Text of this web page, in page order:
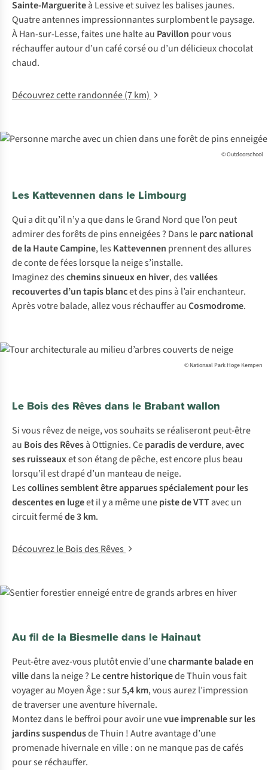
Sainte-Margueriteà Lessive et suivez les balises jaunes.
Quatre antennes impressionnantes surplombent le paysage.
À Han-sur-Lesse, faites une halte au Pavillon pour vous
réchauffer autour d’un café corsé ou d’un délicieux chocolat
chaud.
Découvrez cette randonnée (7 km)
© Outdoorschool
Les Kattevennen dans le Limbourg
Qui a dit qu’il n’y a que dans le Grand Nord que l’on peut
admirer des forêts de pins enneigées ? Dans leparc national
de la Haute Campine, les Kattevennen prennent des allures
de conte de fées lorsque la neige s’installe.
Imaginez deschemins sinueux en hiver, desvallées
recouvertes d’un tapis blancet des pins à l’air enchanteur.
Après votre balade, allez vous réchauffer auCosmodrome.
© Nationaal Park Hoge Kempen
Le Bois des Rêves dans le Brabant wallon
Si vous rêvez de neige, vos souhaits se réaliseront peut-être
au Bois des Rêvesà Ottignies. Ceparadis de verdure,avec
ses ruisseauxet son étang de pêche, est encore plus beau
lorsqu’il est drapé d’un manteau de neige.
Lescollines semblent être apparues spécialement pour les
descentes en lugeet il y a même unepiste de VTTavec un
circuit ferméde 3 km.
Découvrez le Bois des Rêves
Au fil de la Biesmelle dans le Hainaut
Peut-être avez-vous plutôt envie d’unecharmante balade en
villedans la neige ? Lecentre historiquede Thuin vous fait
voyager au Moyen Âge : sur5,4 km, vous aurez l’impression
de traverser une aventure hivernale.
Montez dans le beffroi pour avoir unevue imprenable sur les
jardins suspendusde Thuin ! Autre avantage d’une
promenade hivernale en ville : on ne manque pas de cafés
pour se réchauffer.